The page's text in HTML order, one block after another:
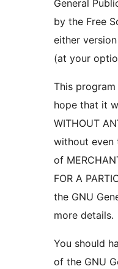
General
by the Free
either
(at your
This
hope that it
WITHOUT
without even
of
FOR A
the GNU
more details.
You should
of the GNU